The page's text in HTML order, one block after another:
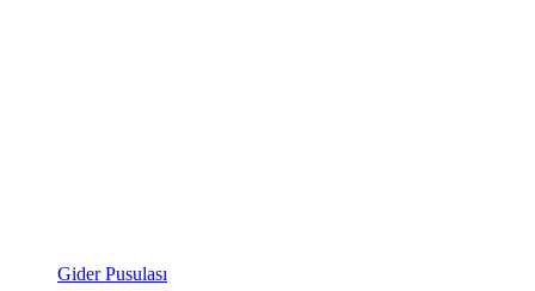
Gider Pusulası